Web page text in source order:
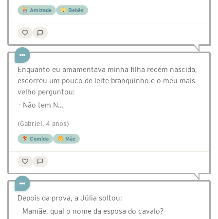
Amizade Bebês
Enquanto eu amamentava minha filha recém nascida,
escorreu um pouco de leite branquinho e o meu mais
velho perguntou:
- Não tem N…
(Gabriel, 4 anos)
Comida Mãe
Depois da prova, a Júlia soltou:
– Mamãe, qual o nome da esposa do cavalo?